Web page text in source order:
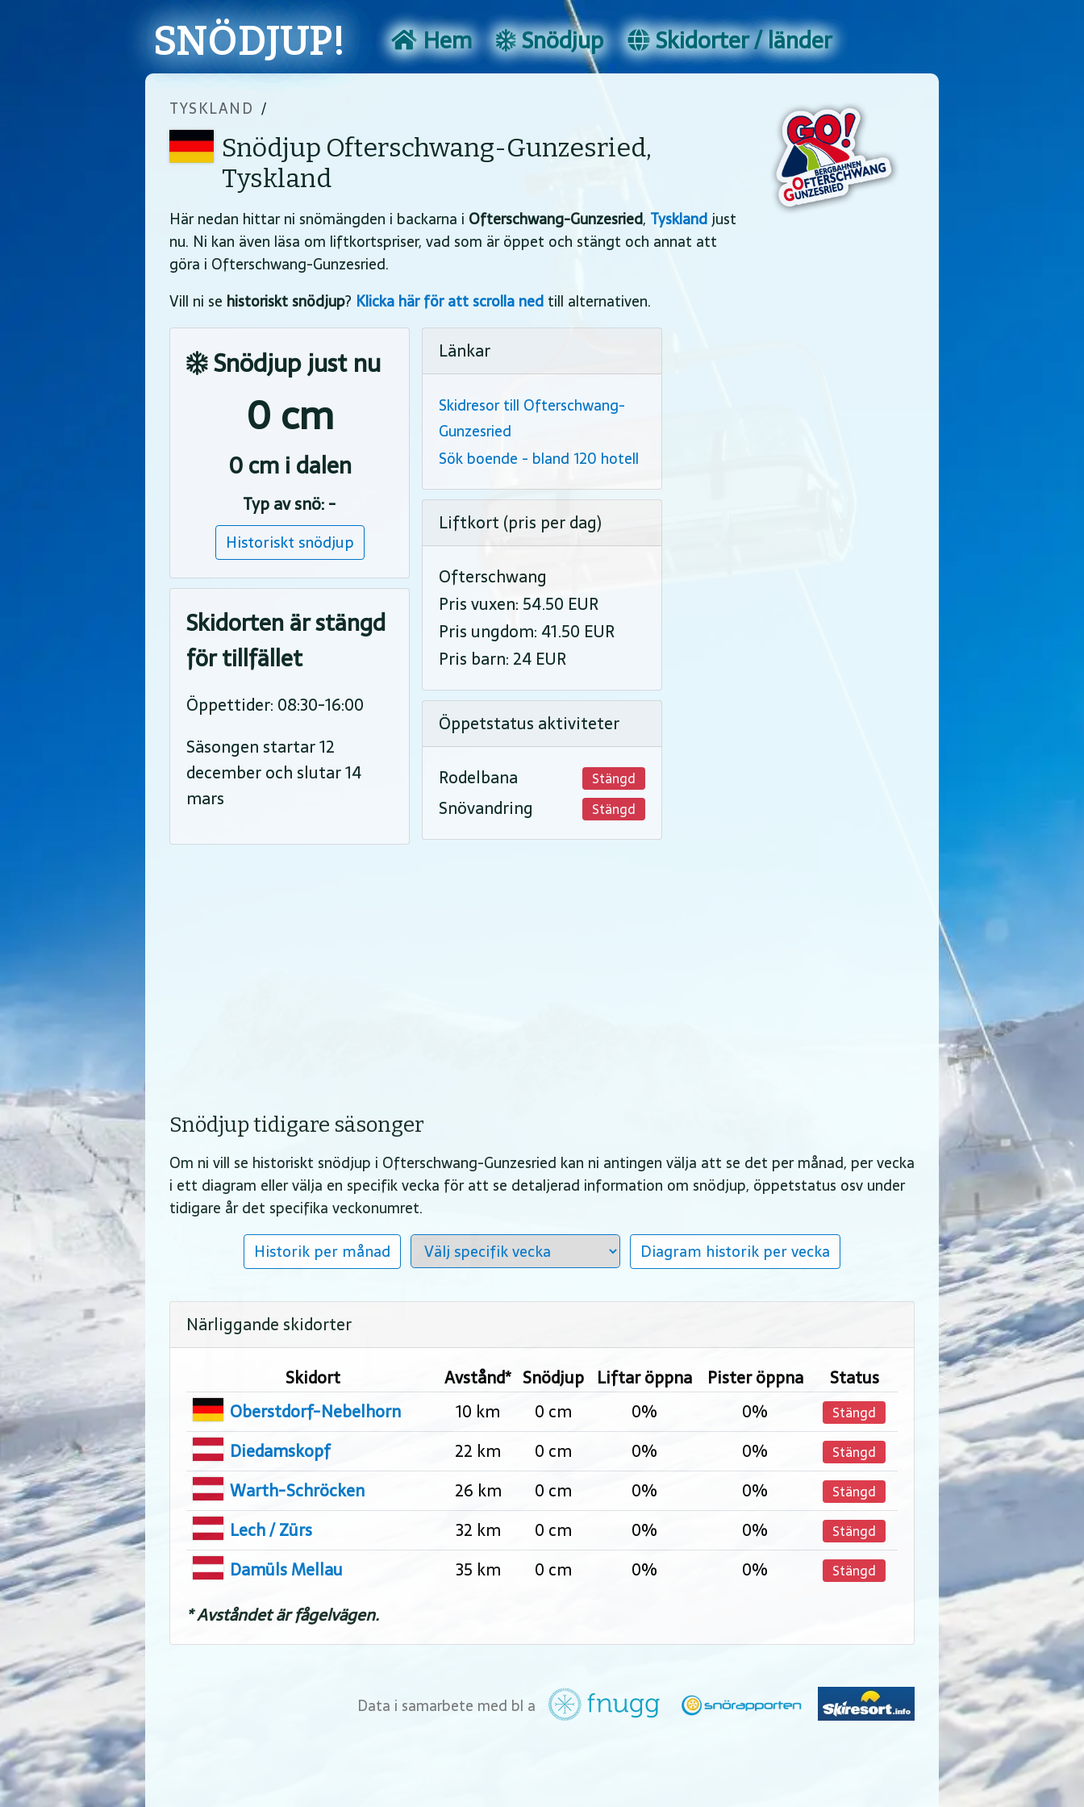
SNÖDJUP! Hem Snödjup Skidorter / länder
TYSKLAND /
Snödjup Ofterschwang-Gunzesried,
Tyskland
Här nedan hittar ni snömängden i backarna i Ofterschwang-Gunzesried, Tysklandjust
nu. Ni kan även läsa om liftkortspriser, vad som är öppet och stängt och annat att
göra i Ofterschwang-Gunzesried.
Vill ni se historiskt snödjup? Klicka här för att scrolla ned till alternativen.
Snödjup just nu
0 cm
0 cm i dalen
Typ av snö: -
Historiskt snödjup
Skidorten är stängd
för tillfället
Öppettider: 08:30-16:00
Säsongen startar 12
december och slutar 14
mars
Länkar
Skidresor till Ofterschwang-
Gunzesried
Sök boende - bland 120 hotell
Liftkort (pris per dag)
Ofterschwang
Pris vuxen: 54.50 EUR
Pris ungdom: 41.50 EUR
Pris barn: 24 EUR
Öppetstatus aktiviteter
Rodelbana Stängd
Snövandring Stängd
Snödjup tidigare säsonger
Om ni vill se historiskt snödjup i Ofterschwang-Gunzesried kan ni antingen välja att se det per månad, per vecka
i ett diagram eller välja en specifik vecka för att se detaljerad information om snödjup, öppetstatus osv under
tidigare år det specifika veckonumret.
Historik per månad Diagram historik per vecka
Närliggande skidorter
Skidort Avstånd* Snödjup Liftar öppna Pister öppna
Status
Oberstdorf-Nebelhorn
10 km 0 cm 0% 0% Stängd
Diedamskopf 22 km 0 cm 0% 0% Stängd
Warth-Schröcken 26 km 0 cm 0% 0% Stängd
Lech / Zürs 32 km 0 cm 0% 0% Stängd
Damüls Mellau 35 km 0 cm 0% 0% Stängd
* Avståndet är fågelvägen.
Data i samarbete med bl a